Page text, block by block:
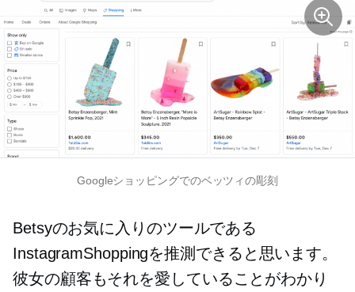
Googleショッピングでのベッツィの彫刻
Betsyのお気に入りのツールである
InstagramShoppingを推測できると思います。
彼女の顧客もそれを愛していることがわかり